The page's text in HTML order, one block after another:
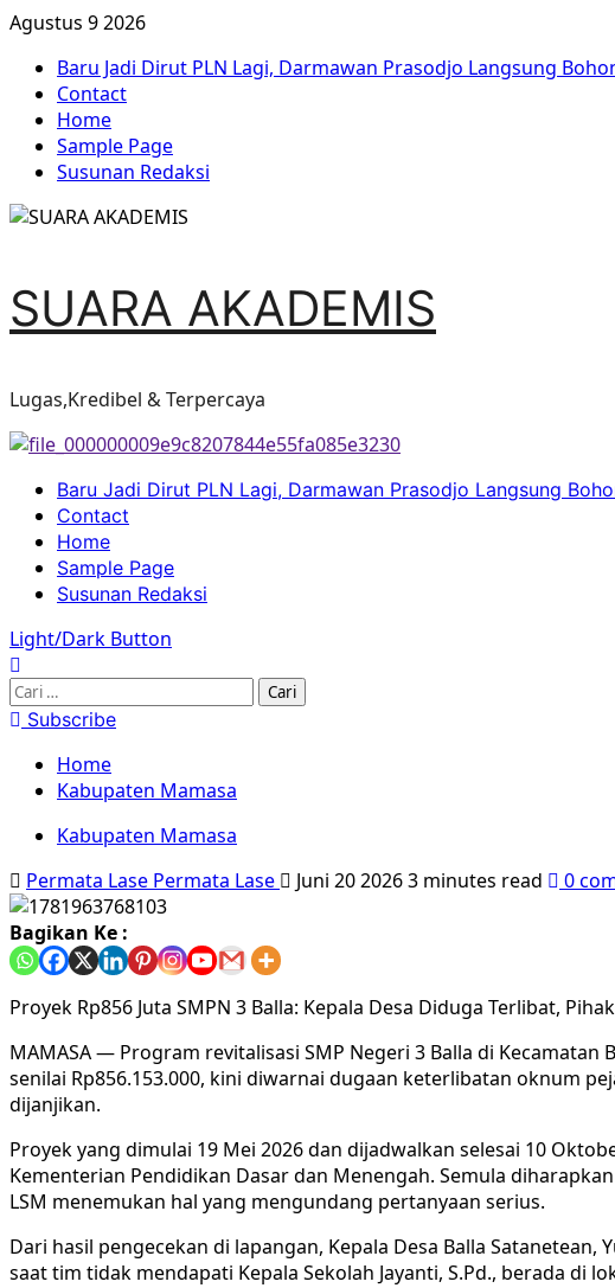
Agustus 9 2026
Baru Jadi Dirut PLN Lagi, Darmawan Prasodjo Langsung
Contact
Home
Sample Page
Susunan Redaksi
SUARA AKADEMIS
Lugas,Kredibel & Terpercaya
Baru Jadi Dirut PLN Lagi, Darmawan Prasodjo Langsung
Contact
Home
Sample Page
Susunan Redaksi
Light/Dark Button
Subscribe
Home
Kabupaten Mamasa
Kabupaten Mamasa
Permata Lase Permata Lase
Juni 20 20263 minutes read
0
Bagikan Ke :
Proyek Rp856 Juta SMPN 3 Balla: Kepala Desa Diduga Terlibat,
MAMASA — Program revitalisasi SMP Negeri 3 Balla di Kecamatan
senilai Rp856.153.000, kini diwarnai dugaan keterlibatan oknum
dijanjikan.
Proyek yang dimulai 19 Mei 2026 dan dijadwalkan selesai 10
Kementerian Pendidikan Dasar dan Menengah. Semula
LSM menemukan hal yang mengundang pertanyaan serius.
Dari hasil pengecekan di lapangan, Kepala Desa Balla
saat tim tidak mendapati Kepala Sekolah Jayanti, S.Pd., berada di